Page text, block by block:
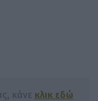
κάνε κλικ εδώ